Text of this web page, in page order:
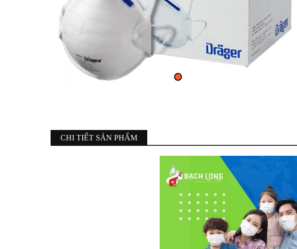
CHI TIẾT SẢN PHẨM